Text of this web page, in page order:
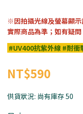
※因拍攝光線及螢幕顯
實際商品為準；如有疑
#UV400抗紫外線 #耐
NT$590
供貨狀況: 尚有庫存 50